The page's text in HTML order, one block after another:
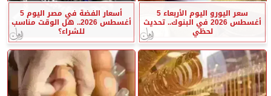
سعر اليورو اليوم الأربعاء 5
أغسطس 2026 في البنوك.. تحديث
لحظي
أسعار الفضة في مصر اليوم 5
أغسطس 2026.. هل الوقت مناسب
للشراء؟